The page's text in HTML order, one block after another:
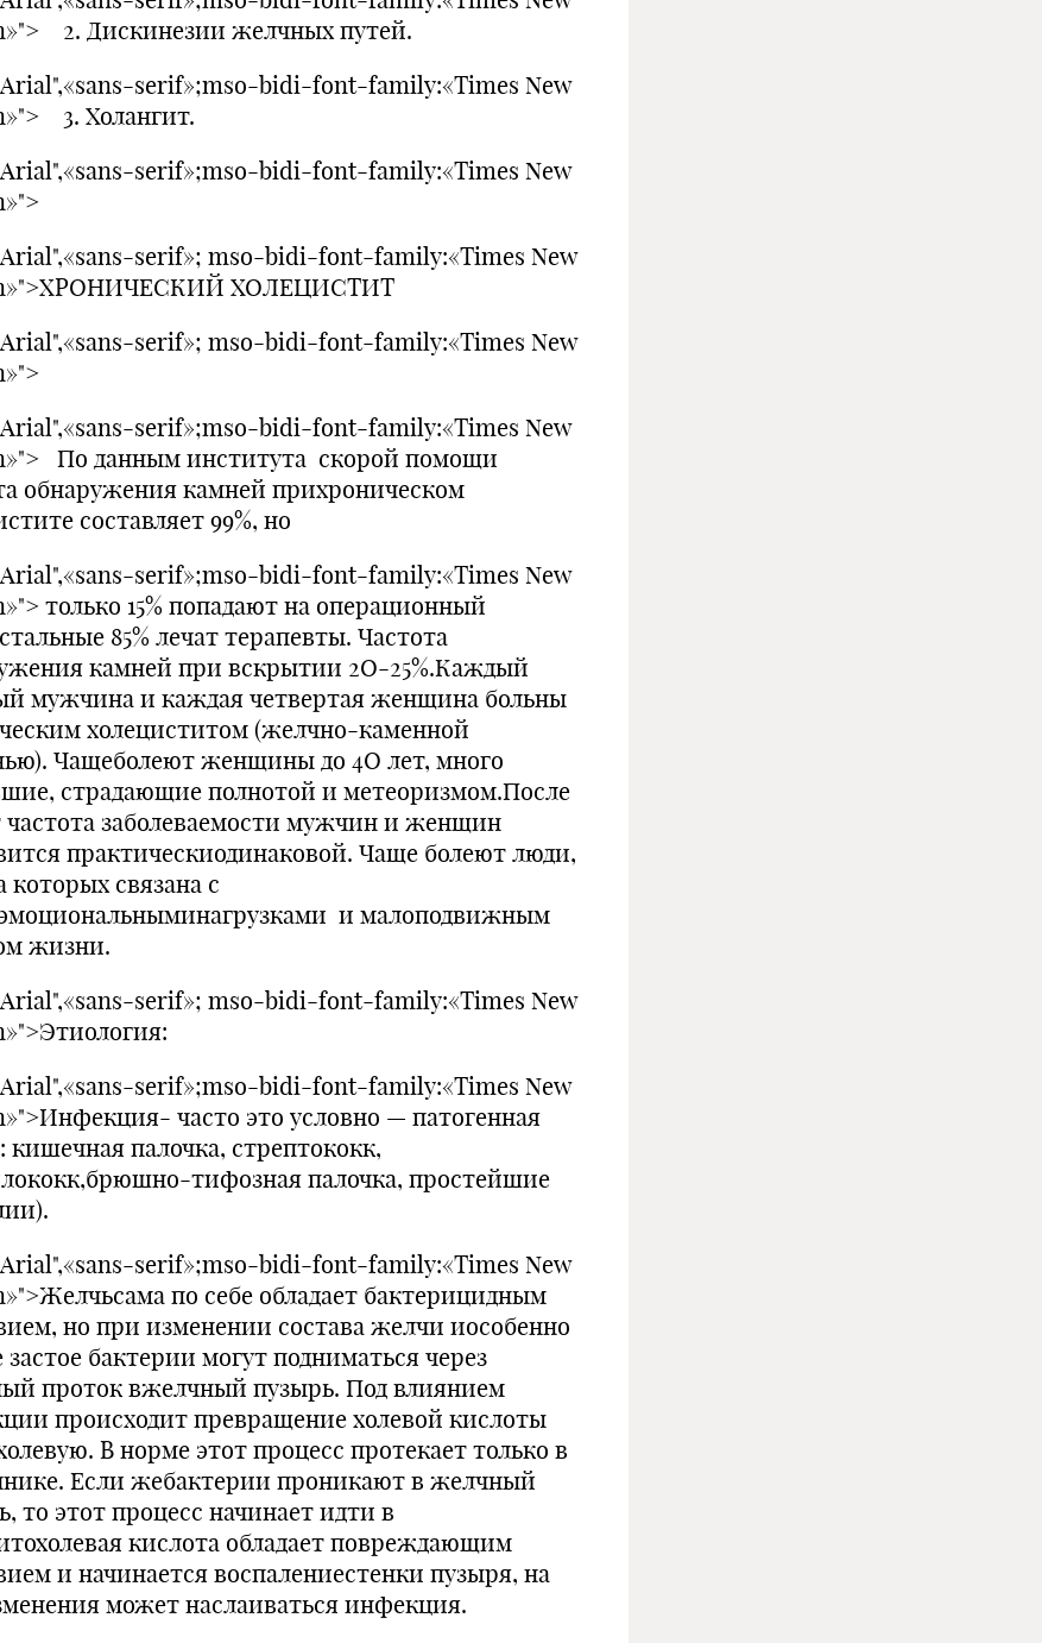
2. Дискинезии желчных путей.
serif»;mso-bidi-font-family:«Times New
3. Холангит.
serif»;mso-bidi-font-family:«Times New
serif»; mso-bidi-font-family:«Times New
ХОЛЕЦИСТИТ
serif»; mso-bidi-font-family:«Times New
serif»;mso-bidi-font-family:«Times New
По данным института скорой помощи
обнаружения камней прихроническом
составляет 99%, но
serif»;mso-bidi-font-family:«Times New
только 15% попадают на операционный
85% лечат терапевты. Частота
камней при вскрытии 2О-25%.Каждый
мужчина и каждая четвертая женщина больны
холециститом (желчно-каменной
Чащеболеют женщины до 4О лет, много
страдающие полнотой и метеоризмом.После
частота заболеваемости мужчин и женщин
практическиодинаковой. Чаще болеют люди,
которых связана с
и малоподвижным
жизни.
serif»; mso-bidi-font-family:«Times New
serif»;mso-bidi-font-family:«Times New
часто это условно — патогенная
кишечная палочка, стрептококк,
тифозная палочка, простейшие
serif»;mso-bidi-font-family:«Times New
по себе обладает бактерицидным
но при изменении состава желчи иособенно
застое бактерии могут подниматься через
проток вжелчный пузырь. Под влиянием
происходит превращение холевой кислоты
В норме этот процесс протекает только в
Если жебактерии проникают в желчный
то этот процесс начинает идти в
кислота обладает повреждающим
и начинается воспалениестенки пузыря, на
может наслаиваться инфекция.